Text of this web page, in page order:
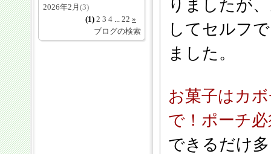
2026年2月 (3)
(1) 2 3 4 ... 22 »
ブログの検索
りましたが
してセルフ
ました。
お菓子はカ
で！ポーチ
できるだけ